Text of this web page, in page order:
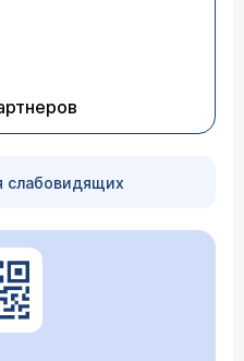
слабовидящих